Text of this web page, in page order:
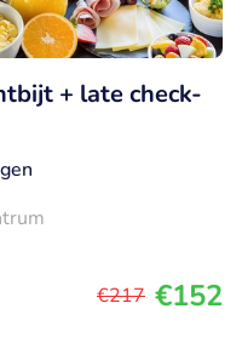
+ late check-
€217 €152